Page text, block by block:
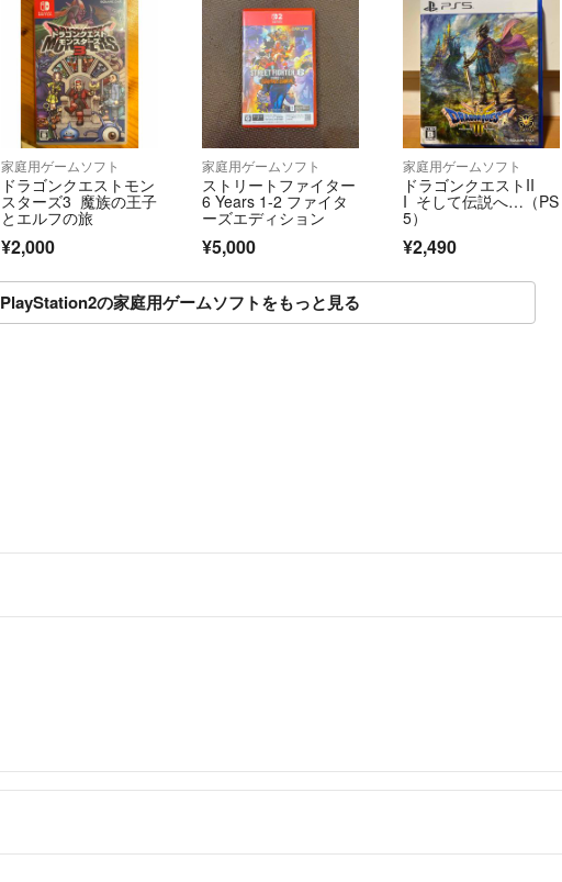
家庭用ゲームソフト
ドラゴンクエストモン
スターズ3 魔族の王子
とエルフの旅
¥2,000
家庭用ゲームソフト
ストリートファイター
6 Years 1-2 ファイタ
ーズエディション
¥5,000
家庭用ゲームソフト
ドラゴンクエストII
I そして伝説へ…（PS
5）
¥2,490
PlayStation2の家庭用ゲームソフトをもっと見る